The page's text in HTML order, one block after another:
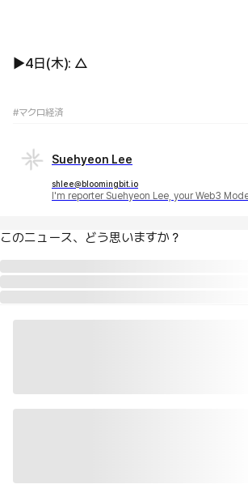
▶︎4日(木): △
#マクロ経済
Suehyeon Lee
shlee@bloomingbit.io
I'm reporter Suehyeon Lee, your Web3
このニュース、どう思いますか？